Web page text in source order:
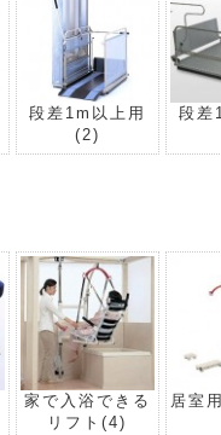
段差1m以上用
(2)
段差
家で入浴できる
リフト(4)
居室